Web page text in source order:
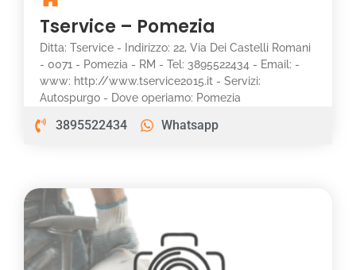
Tservice – Pomezia
Ditta: Tservice - Indirizzo: 22, Via Dei Castelli Romani
- 0071 - Pomezia - RM - Tel: 3895522434 - Email: -
www: http://www.tservice2015.it - Servizi:
Autospurgo - Dove operiamo: Pomezia
3895522434 Whatsapp